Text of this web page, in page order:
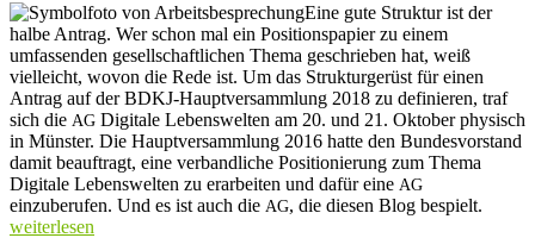
Eine gute Struktur ist der
halbe Antrag. Wer schon mal ein Positionspapier zu einem
umfassenden gesellschaftlichen Thema geschrieben hat, weiß
vielleicht, wovon die Rede ist. Um das Strukturgerüst für einen
Antrag auf der BDKJ-Hauptversammlung 2018 zu definieren, traf
sich die AG Digitale Lebenswelten am 20. und 21. Oktober physisch
in Münster. Die Hauptversammlung 2016 hatte den Bundesvorstand
damit beauftragt, eine verbandliche Positionierung zum Thema
Digitale Lebenswelten zu erarbeiten und dafür eine AG
einzuberufen. Und es ist auch die AG, die diesen Blog bespielt.
weiterlesen